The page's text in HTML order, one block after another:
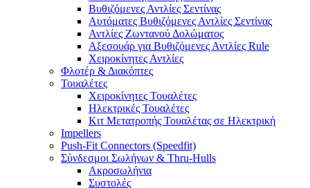
Βυθιζόμενες Αντλίες Σεντίνας
Αυτόματες Βυθιζόμενες Αντλίες Σεντίνας
Αντλίες Ζωντανού Δολώματος
Αξεσουάρ για Βυθιζόμενες Αντλίες Rule
Χειροκίνητες Αντλίες
Φλοτέρ & Διακόπτες
Τουαλέτες
Χειροκίνητες Τουαλέτες
Ηλεκτρικές Τουαλέτες
Κιτ Μετατροπής Τουαλέτας σε Ηλεκτρική
Impellers
Push-Fit Connectors (Speedfit)
Σύνδεσμοι Σωλήνων & Thru-Hulls
Ακροσωλήνια
Συστολές